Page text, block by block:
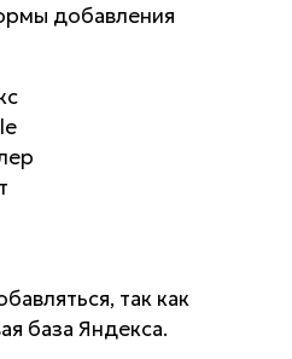
добавления
так как
база Яндекса.